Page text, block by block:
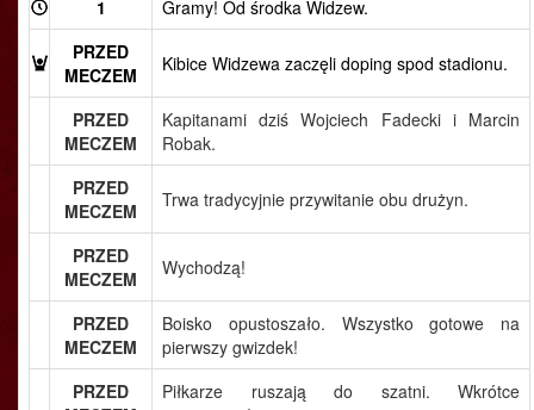
1
Gramy! Od środka Widzew.
PRZED
MECZEM
Kibice Widzewa zaczęli doping spod stadionu.
PRZED
MECZEM
Kapitanami dziś Wojciech Fadecki i Marcin
Robak.
PRZED
MECZEM
Trwa tradycyjnie przywitanie obu drużyn.
PRZED
MECZEM
Wychodzą!
PRZED
MECZEM
Boisko opustoszało. Wszystko gotowe na
pierwszy gwizdek!
PRZED
Piłkarze ruszają do szatni. Wkrótce